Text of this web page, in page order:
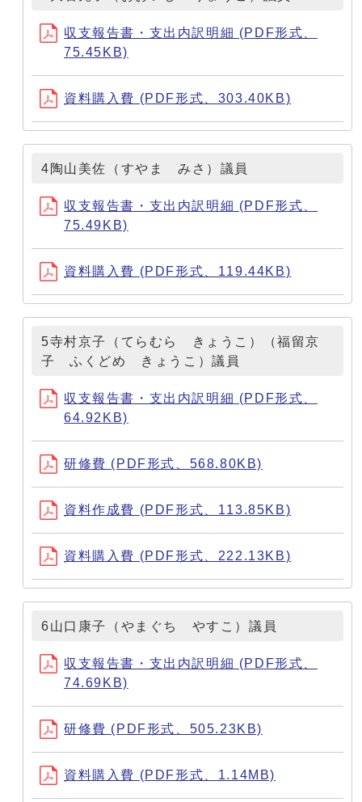
収支報告書・支出内訳明細 (PDF形式、
75.45KB)
資料購入費 (PDF形式、303.40KB)
4陶山美佐（すやま みさ）議員
収支報告書・支出内訳明細 (PDF形式、
75.49KB)
資料購入費 (PDF形式、119.44KB)
5寺村京子（てらむら きょうこ）（福留京
子 ふくどめ きょうこ）議員
収支報告書・支出内訳明細 (PDF形式、
64.92KB)
研修費 (PDF形式、568.80KB)
資料作成費 (PDF形式、113.85KB)
資料購入費 (PDF形式、222.13KB)
6山口康子（やまぐち やすこ）議員
収支報告書・支出内訳明細 (PDF形式、
74.69KB)
研修費 (PDF形式、505.23KB)
資料購入費 (PDF形式、1.14MB)